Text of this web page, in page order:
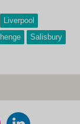
Liverpool
Salisbury